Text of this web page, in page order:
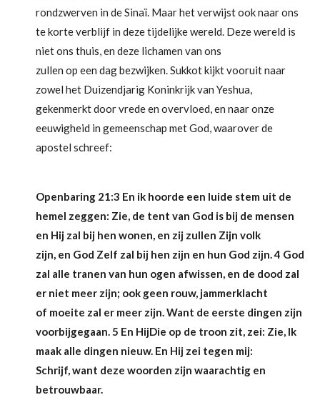
rondzwerven in de Sinaï. Maar het verwijst ook naar ons
te korte verblijf in deze tijdelijke wereld. Deze wereld is
niet ons thuis, en deze lichamen van ons
zullen op een dag bezwijken. Sukkot kijkt vooruit naar
zowel het Duizendjarig Koninkrijk van Yeshua,
gekenmerkt door vrede en overvloed, en naar onze
eeuwigheid in gemeenschap met God, waarover de
apostel schreef:
Openbaring 21:3 En ik hoorde een luide stem uit de
hemel zeggen: Zie, de tent van God is bij de mensen
en Hij zal bij hen wonen, en zij zullen Zijn volk
zijn, en God Zelf zal bij hen zijn en hun God zijn. 4 God
zal alle tranen van hun ogen afwissen, en de dood zal
er niet meer zijn; ook geen rouw, jammerklacht
of moeite zal er meer zijn. Want de eerste dingen zijn
voorbijgegaan. 5 En HijDie op de troon zit, zei: Zie, Ik
maak alle dingen nieuw. En Hij zei tegen mij:
Schrijf, want deze woorden zijn waarachtig en
betrouwbaar.